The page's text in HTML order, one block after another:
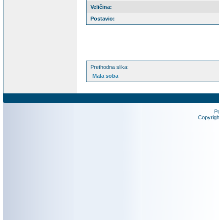
Veličina:
Postavio:
Prethodna slika:
Mala soba